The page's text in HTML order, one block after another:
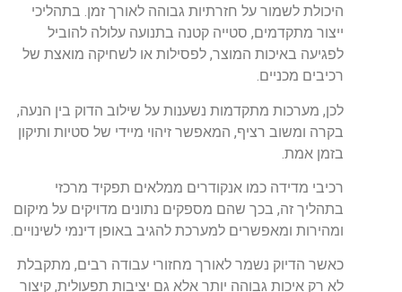
היכולת לשמור על חזרתיות גבוהה לאורך זמן. בתהליכי
ייצור מתקדמים, סטייה קטנה בתנועה עלולה להוביל
לפגיעה באיכות המוצר, לפסילות או לשחיקה מואצת של
רכיבים מכניים.
לכן, מערכות מתקדמות נשענות על שילוב הדוק בין הנעה,
בקרה ומשוב רציף, המאפשר זיהוי מיידי של סטיות ותיקון
בזמן אמת.
רכיבי מדידה כמו אנקודרים ממלאים תפקיד מרכזי
בתהליך זה, בכך שהם מספקים נתונים מדויקים על מיקום
ומהירות ומאפשרים למערכת להגיב באופן דינמי לשינויים.
כאשר הדיוק נשמר לאורך מחזורי עבודה רבים, מתקבלת
לא רק איכות גבוהה יותר אלא גם יציבות תפעולית, קיצור